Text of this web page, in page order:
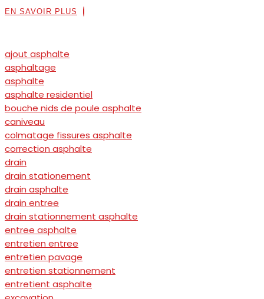
EN SAVOIR PLUS
ajout asphalte
asphaltage
asphalte
asphalte residentiel
bouche nids de poule asphalte
caniveau
colmatage fissures asphalte
correction asphalte
drain
drain stationement
drain asphalte
drain entree
drain stationnement asphalte
entree asphalte
entretien entree
entretien pavage
entretien stationnement
entretient asphalte